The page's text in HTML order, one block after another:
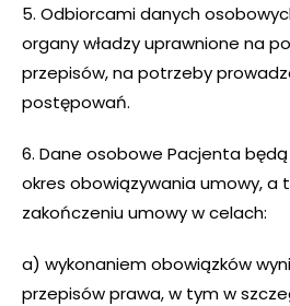
5. Odbiorcami danych
organy władzy uprawnione na
przepisów, na potrzeby
postępowań.
6. Dane osobowe Pacjenta
okres obowiązywania umowy, a
zakończeniu umowy w celach:
a) wykonaniem obowiązków
przepisów prawa, w tym w